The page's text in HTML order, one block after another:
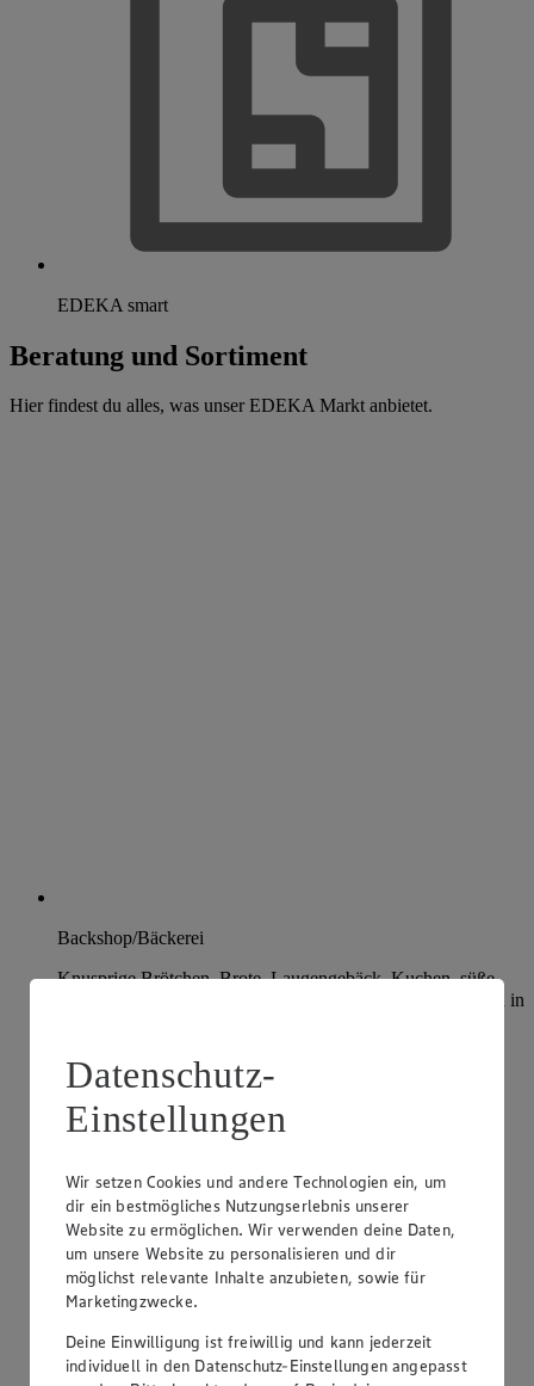
EDEKA smart
Beratung und Sortiment
Hier findest du alles, was unser EDEKA Markt anbietet.
Backshop/Bäckerei
Knusprige Brötchen, Brote, Laugengebäck, Kuchen, süße
Backwaren und Snacks – all das erwartet dich täglich frisch in
Datenschutz-
Einstellungen
Wir setzen Cookies und andere Technologien ein, um
dir ein bestmögliches Nutzungserlebnis unserer
Website zu ermöglichen. Wir verwenden deine Daten,
um unsere Website zu personalisieren und dir
möglichst relevante Inhalte anzubieten, sowie für
Marketingzwecke.
Deine Einwilligung ist freiwillig und kann jederzeit
individuell in den Datenschutz-Einstellungen angepasst